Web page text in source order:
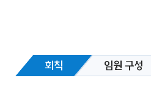
회칙 임원 구성